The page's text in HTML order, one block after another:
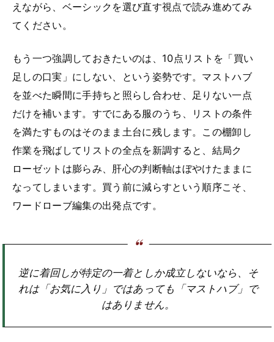
えながら、ベーシックを選び直す視点で読み進めてみ
てください。
もう一つ強調しておきたいのは、10点リストを「買い
足しの口実」にしない、という姿勢です。マストハブ
を並べた瞬間に手持ちと照らし合わせ、足りない一点
だけを補います。すでにある服のうち、リストの条件
を満たすものはそのまま土台に残します。この棚卸し
作業を飛ばしてリストの全点を新調すると、結局ク
ローゼットは膨らみ、肝心の判断軸はぼやけたままに
なってしまいます。買う前に減らすという順序こそ、
ワードローブ編集の出発点です。
逆に着回しが特定の一着としか成立しないなら、そ
れは「お気に入り」ではあっても「マストハブ」で
はありません。